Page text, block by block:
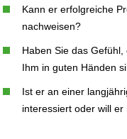
Kann er erfolgreiche
nachweisen?
Haben Sie das
Ihm in guten Händen
Ist er an einer
interessiert oder will